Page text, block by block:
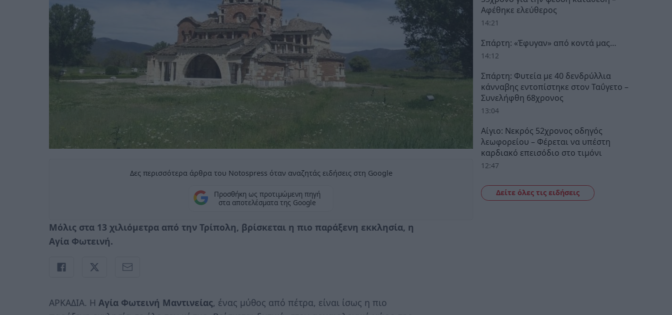
Δες περισσότερα άρθρα του Notospress όταν αναζητάς ειδήσεις στη Google
Προσθήκη ως προτιμώμενη πηγή
στα αποτελέσματα της Google
Μόλις στα 13 χιλιόμετρα από την Τρίπολη, βρίσκεται η πιο παράξενη εκκλησία, η
Αγία Φωτεινή.
ΑΡΚΑΔΙΑ. Η Αγία Φωτεινή Μαντινείας, ένας μύθος από πέτρα, είναι ίσως η πιο
Αφέθηκε ελεύθερος
14:21
Σπάρτη: «Έφυγαν» από κοντά μας…
14:12
Σπάρτη: Φυτεία με 40 δενδρύλλια
κάνναβης εντοπίστηκε στον Ταΰγετο –
Συνελήφθη 68χρονος
13:04
Αίγιο: Νεκρός 52χρονος οδηγός
λεωφορείου – Φέρεται να υπέστη
καρδιακό επεισόδιο στο τιμόνι
12:47
Δείτε όλες τις ειδήσεις